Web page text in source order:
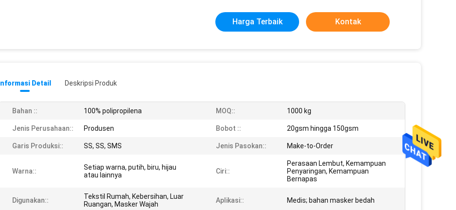
Harga Terbaik Kontak
Informasi Detail Deskripsi Produk
Bahan :: 100% polipropilena MOQ:: 1000 kg
Jenis Perusahaan:: Produsen Bobot :: 20gsm hingga 150gsm
Garis Produksi:: SS, SS, SMS Jenis Pasokan:: Make-to-Order
Warna::
Setiap warna, putih, biru, hijau
atau lainnya
Ciri::
Perasaan Lembut, Kemampuan
Penyaringan, Kemampuan
Bernapas
Digunakan::
Tekstil Rumah, Kebersihan, Luar
Ruangan, Masker Wajah
Aplikasi:: Medis; bahan masker bedah